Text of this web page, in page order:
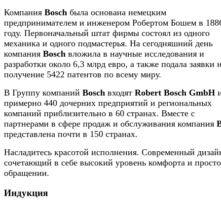
Компания Bosch была основана немецким
предпринимателем и инженером Робертом Бошем в
году. Первоначальный штат фирмы состоял из одного
механика и одного подмастерья. На сегодняшний день
компания Bosch вложила в научные исследования и
разработки около 6,3 млрд евро, а также подала заявки
получение 5422 патентов по всему миру.
В Группу компаний Bosch входят Robert Bosch GmbH
примерно 440 дочерних предприятий и региональных
компаний приблизительно в 60 странах. Вместе с
партнерами в сфере продаж и обслуживания компания
представлена почти в 150 странах.
Насладитесь красотой исполнения. Современный
сочетающий в себе высокий уровень комфорта и
обращении.
Индукция